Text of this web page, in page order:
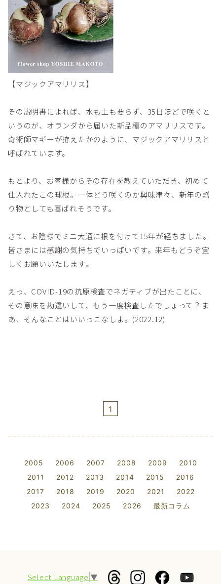
【マジックアマリリス】
その説明書によれば、水も土も要らず、35日ほどで咲くと
いうのが、オランダから届いた新品種のアマリリスです。
奇術師マギーが拵えたかのように、マジックアマリリスと
呼ばれています。
もとより、お客様からその存在を教えていただき、初めて
仕入れたこの球根。一体どう咲くのか興味津々、新年の贈
り物としても喜ばれそうです。
さて、お陰様でミニ大通に根を付けて15年が経ちました。
皆さまには感謝の気持ちでいっぱいです。来年もどうぞ宜
しくお願いいたします。
えっ、COVID-19の抗原検査でネガティブが出たことに、
その意味を勘違いして、もう一度検査したでしょって？ま
あ、そんなことはいいっこなしよ。(2022.12)
1
2005 2006 2007 2008 2009
2010
2011
2012 2013 2014 2015
2016
2017
2018 2019 2020 2021
2022
2023
2024 2025 2026 最新コラム
Select Language ▼